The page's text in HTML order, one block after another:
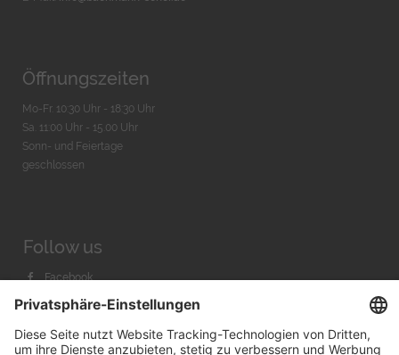
Öffnungszeiten
Mo-Fr. 10:30 Uhr - 18:30 Uhr
Sa. 11:00 Uhr - 15.00 Uhr
Sonn- und Feiertage
geschlossen
Follow us
Facebook
Instagram
Youtube